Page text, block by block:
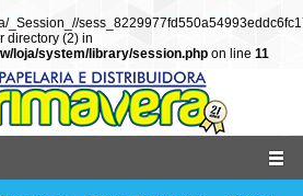
_Session_//
directory (2) in
loja/system/library/session.php on line 11